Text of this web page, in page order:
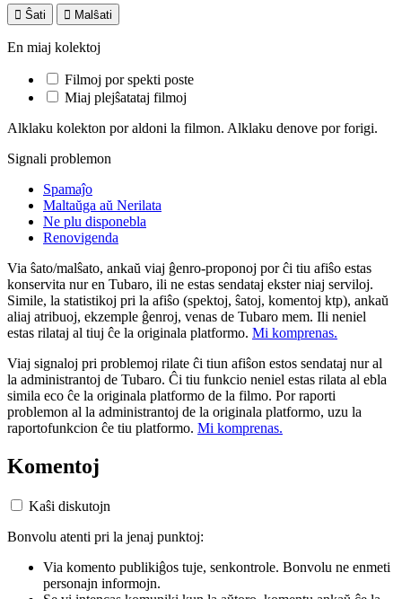
 Ŝati  Malŝati
En miaj kolektoj
Filmoj por spekti poste
Miaj plejŝatataj filmoj
Alklaku kolekton por aldoni la filmon. Alklaku denove por forigi.
Signali problemon
Spamaĵo
Maltaŭga aŭ Nerilata
Ne plu disponebla
Renovigenda
Via ŝato/malŝato, ankaŭ viaj ĝenro-proponoj por ĉi tiu afiŝo estas
konservita nur en Tubaro, ili ne estas sendataj ekster niaj serviloj.
Simile, la statistikoj pri la afiŝo (spektoj, ŝatoj, komentoj ktp), ankaŭ
aliaj atribuoj, ekzemple ĝenroj, venas de Tubaro mem. Ili neniel
estas rilataj al tiuj ĉe la originala platformo. Mi komprenas.
Viaj signaloj pri problemoj rilate ĉi tiun afiŝon estos sendataj nur al
la administrantoj de Tubaro. Ĉi tiu funkcio neniel estas rilata al ebla
simila eco ĉe la originala platformo de la filmo. Por raporti
problemon al la administrantoj de la originala platformo, uzu la
raportofunkcion ĉe tiu platformo. Mi komprenas.
Komentoj
Kaŝi diskutojn
Bonvolu atenti pri la jenaj punktoj:
Via komento publikiĝos tuje, senkontrole. Bonvolu ne enmeti
personajn informojn.